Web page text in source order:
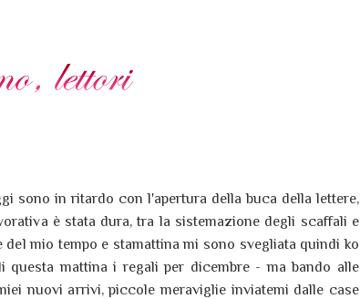
sono in ritardo con l'apertura della buca della lettere,
è stata dura, tra la sistemazione degli scaffali e
mio tempo e stamattina mi sono svegliata quindi ko
mattina i regali per dicembre - ma bando alle
nuovi arrivi, piccole meraviglie inviatemi dalle case